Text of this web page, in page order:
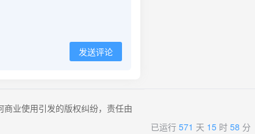
发送评论
业使用引发的版权纠纷，责任由
已运行571 天 15 时58 分